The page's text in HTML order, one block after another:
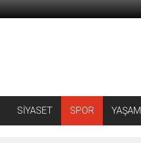
SİYASET SPOR YAŞAM